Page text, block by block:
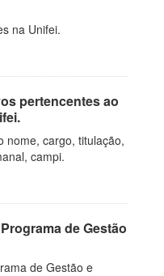
na Unifei.
pertencentes ao
nome, cargo, titulação,
campi.
de Gestão
de Gestão e